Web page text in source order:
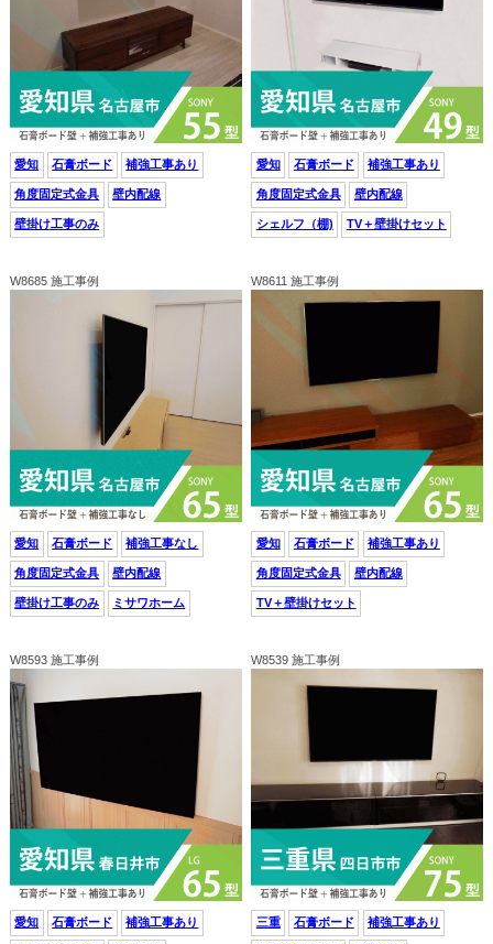
愛知 石膏ボード 補強工事あり
角度固定式金具 壁内配線
壁掛け工事のみ
愛知 石膏ボード 補強工事あり
角度固定式金具 壁内配線
シェルフ（棚) TV＋壁掛けセット
W8685 施工事例
愛知 石膏ボード 補強工事なし
角度固定式金具 壁内配線
壁掛け工事のみ ミサワホーム
W8611 施工事例
愛知 石膏ボード 補強工事あり
角度固定式金具 壁内配線
TV＋壁掛けセット
W8593 施工事例
愛知 石膏ボード 補強工事あり
W8539 施工事例
三重 石膏ボード 補強工事あり